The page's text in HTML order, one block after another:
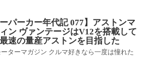
ーパーカー年代記 077】アストンマ
ン ヴァンテージはV12を搭載して
速の量産アストンを目指した
ーターマガジン クルマ好きなら一度は憧れた